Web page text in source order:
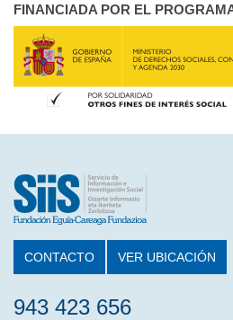
FINANCIADA POR EL
CONTACTO VER UBICACIÓN
943 423 656